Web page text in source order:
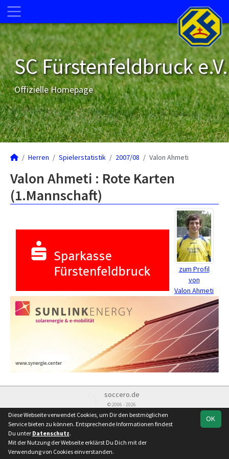
SC Fürstenfeldbruck e.V.
Offizielle Homepage
Herren Spielerstatistik 2007/08 Valon Ahmeti
Valon Ahmeti : Rote Karten
(1.Mannschaft)
zum Profil
von
Valon Ahmeti
soccero.de
© 2006 - 2026
Besucherstatistik Kontakt Impressum Datenschutz OK
Diese Webseite verwendet Cookies, um Dir den bestmöglichen
Service bieten zu können. Entsprechende Informationen findest
Du unter Datenschutz.
Mit der Nutzung der Webseite erklärst Du Dich mit der
Verwendung von Cookies einverstanden.